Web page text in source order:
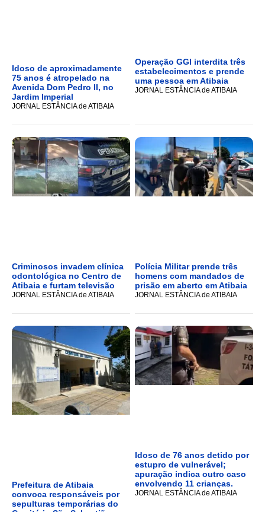
Idoso de aproximadamente
75 anos é atropelado na
Avenida Dom Pedro II, no
Jardim Imperial
JORNAL ESTÂNCIA de ATIBAIA
Operação GGI interdita três
estabelecimentos e prende
uma pessoa em Atibaia
JORNAL ESTÂNCIA de ATIBAIA
Criminosos invadem clínica
odontológica no Centro de
Atibaia e furtam televisão
JORNAL ESTÂNCIA de ATIBAIA
Polícia Militar prende três
homens com mandados de
prisão em aberto em Atibaia
JORNAL ESTÂNCIA de ATIBAIA
Prefeitura de Atibaia
convoca responsáveis por
sepulturas temporárias do
Idoso de 76 anos detido por
estupro de vulnerável;
apuração indica outro caso
envolvendo 11 crianças.
JORNAL ESTÂNCIA de ATIBAIA